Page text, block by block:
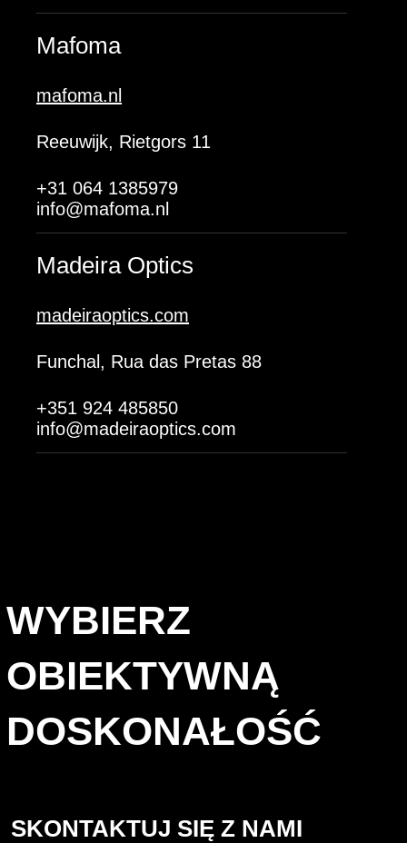
Mafoma
mafoma.nl
Reeuwijk, Rietgors 11
+31 064 1385979
info@mafoma.nl
Madeira Optics
madeiraoptics.com
Funchal, Rua das Pretas 88
+351 924 485850
info@madeiraoptics.com
WYBIERZ
OBIEKTYWNĄ
DOSKONAŁOŚĆ
SKONTAKTUJ SIĘ Z NAMI